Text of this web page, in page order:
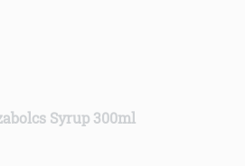
Syrup 300ml